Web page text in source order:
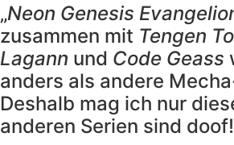
„Neon Genesis
zusammen mit Tengen
Lagann und Code Geass
anders als andere
Deshalb mag ich nur
anderen Serien sind